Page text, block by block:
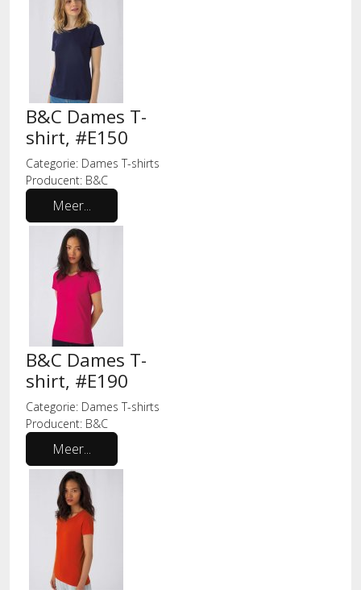
B&C Dames T-
shirt, #E150
Categorie: Dames T-shirts
Producent: B&C
Meer...
B&C Dames T-
shirt, #E190
Categorie: Dames T-shirts
Producent: B&C
Meer...